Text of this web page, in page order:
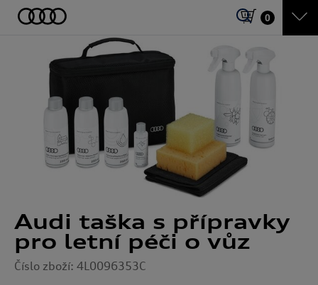
0
Audi taška s přípravky
pro letní péči o vůz
Číslo zboží: 4L0096353C